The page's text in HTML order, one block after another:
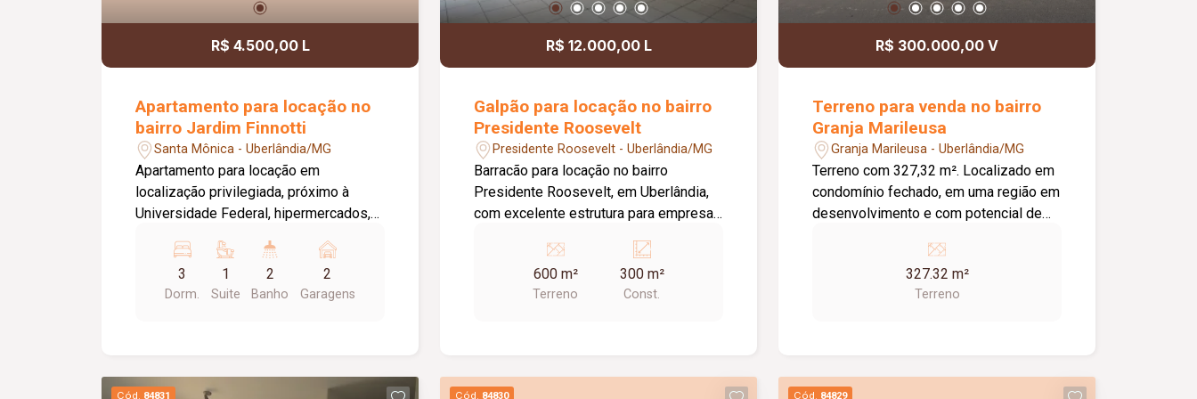
R$ 4.500,00 L
Apartamento para locação no
bairro Jardim Finnotti
Santa Mônica - Uberlândia/MG
Apartamento para locação em
localização privilegiada, próximo à
Universidade Federal, hipermercados,
serviços da região. O imóvel conta com
03 quartos, sendo 01 suíte ampla com
closet, oferecendo conforto e
excelente iluminação natural. Destaque
3
Dorm.
1
Suite
2
Banho
2
Garagens
R$ 12.000,00 L
Galpão para locação no bairro
Presidente Roosevelt
Presidente Roosevelt - Uberlândia/MG
Barracão para locação no bairro
Presidente Roosevelt, em Uberlândia,
com excelente estrutura para empresas
possui 600 m² de terreno e 300 m² de
área construída, distribuídos de forma
funcional para atender às necessidades
atividades comerciais, industriais,
600 m²
Terreno
300 m²
Const.
R$ 300.000,00 V
Terreno para venda no bairro
Granja Marileusa
Granja Marileusa - Uberlândia/MG
Terreno com 327,32 m². Localizado em
condomínio fechado, em uma região em
desenvolvimento e com potencial de
Terreno com boa área para construção;
Região em expansão e crescimento;
Excelente opção para construção
327.32 m²
Terreno
Cód. 84831 Cód. 84830 Cód. 84829